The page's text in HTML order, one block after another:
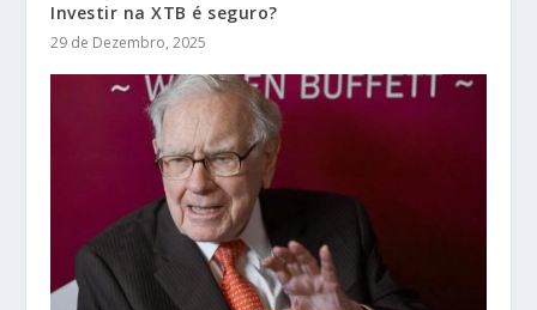
Investir na XTB é seguro?
29 de Dezembro, 2025